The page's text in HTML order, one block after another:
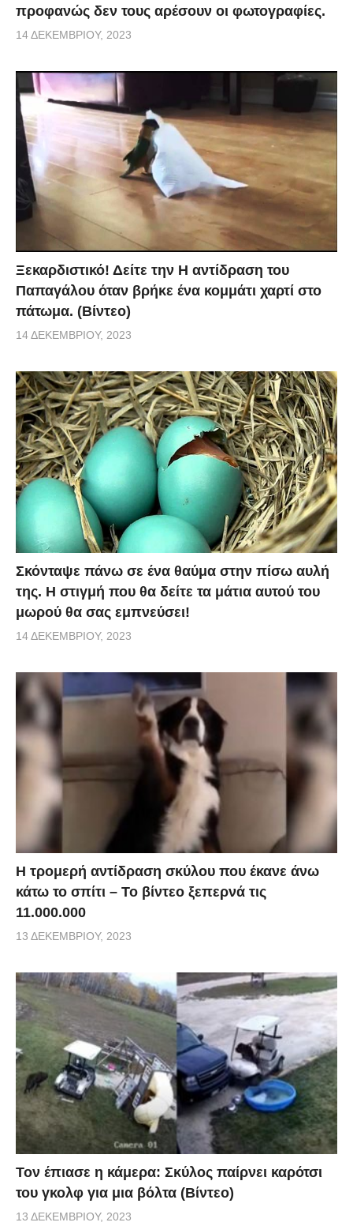
προφανώς δεν τους αρέσουν οι φωτογραφίες.
14 ΔΕΚΕΜΒΡΊΟΥ, 2023
Ξεκαρδιστικό! Δείτε την Η αντίδραση του
Παπαγάλου όταν βρήκε ένα κομμάτι χαρτί στο
πάτωμα. (Βίντεο)
14 ΔΕΚΕΜΒΡΊΟΥ, 2023
Σκόνταψε πάνω σε ένα θαύμα στην πίσω αυλή
της. Η στιγμή που θα δείτε τα μάτια αυτού του
μωρού θα σας εμπνεύσει!
14 ΔΕΚΕΜΒΡΊΟΥ, 2023
Η τρομερή αντίδραση σκύλου που έκανε άνω
κάτω το σπίτι – Το βίντεο ξεπερνά τις
11.000.000
13 ΔΕΚΕΜΒΡΊΟΥ, 2023
Τον έπιασε η κάμερα: Σκύλος παίρνει καρότσι
του γκολφ για μια βόλτα (Βίντεο)
13 ΔΕΚΕΜΒΡΊΟΥ, 2023